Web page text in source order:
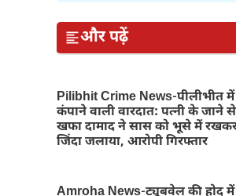
और पढ़ें
Pilibhit Crime News-पीलीभीत
कंपाने वाली वारदात: पत्नी के जाने से
खफा दामाद ने सास को भूसे में
जिंदा जलाया, आरोपी गिरफ्तार
Amroha News-ट्यूबवेल की होद में